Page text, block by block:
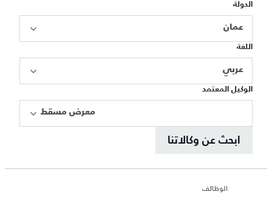
الدولة
عمان
اللغة
عربي
الوكيل المعتمد
معرض مسقط
ابحث عن وكالاتنا
الوظائف